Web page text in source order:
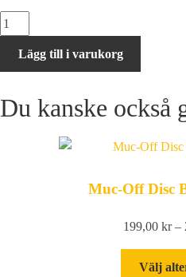
Shimano
K05S-
resin
inkl.
Lägg till i varukorg
Du kanske
Muc-Off Disc
199,00 kr –
Välj